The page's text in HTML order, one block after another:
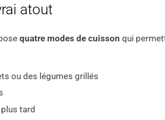
atout
quatre modes de cuisson qui
ou des légumes grillés
tard